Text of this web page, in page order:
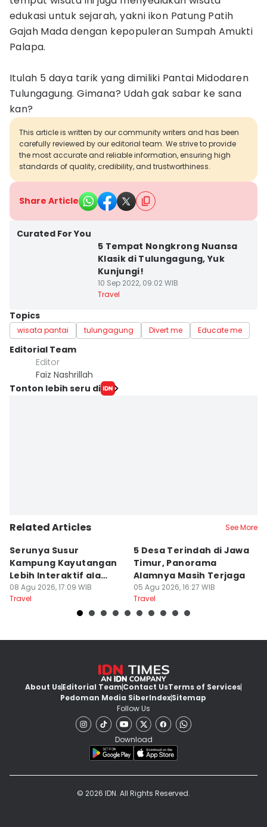
edukasi untuk sejarah, yakni ikon Patung Patih
Gajah Mada dengan kepopuleran Sumpah Amukti
Palapa.
Itulah 5 daya tarik yang dimiliki Pantai Midodaren
Tulungagung. Gimana? Udah gak sabar ke sana
kan?
This article is written by our community writers and has been
carefully reviewed by our editorial team. We strive to provide
the most accurate and reliable information, ensuring high
standards of quality, credibility, and trustworthiness.
Share Article
Curated For You
5 Tempat Nongkrong Nuansa
Klasik di Tulungagung, Yuk
Kunjungi!
10 Sep 2022, 09:02 WIB
Travel
Topics
wisata pantai tulungagung Divert me Educate me
Editorial Team
Editor
Faiz Nashrillah
Tonton lebih seru di
Related Articles See More
Serunya Susur
Kampung Kayutangan
Lebih Interaktif ala
Kelana Race
08 Agu 2026, 17:09 WIB
Travel
5 Desa Terindah di Jawa
Timur, Panorama
Alamnya Masih Terjaga
05 Agu 2026, 16:27 WIB
Travel
About UsEditorial TeamContact UsTerms of Services
Pedoman Media SiberIndexSitemap
Follow Us
Download
© 2026 IDN. All Rights Reserved.